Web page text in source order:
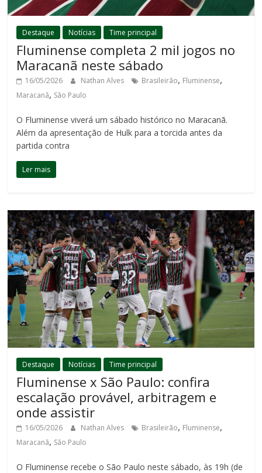
Destaque Notícias Time principal
Fluminense completa 2 mil jogos no
Maracanã neste sábado
16/05/2026 Nathan Alves Brasileirão, Fluminense,
Maracanã, São Paulo
O Fluminense viverá um sábado histórico no Maracanã.
Além da apresentação de Hulk para a torcida antes da
partida contra
Ler mais
Destaque Notícias Time principal
Fluminense x São Paulo: confira
escalação provável, arbitragem e
onde assistir
16/05/2026 Nathan Alves Brasileirão, Fluminense,
Maracanã, São Paulo
O Fluminense recebe o São Paulo neste sábado, às 19h (de